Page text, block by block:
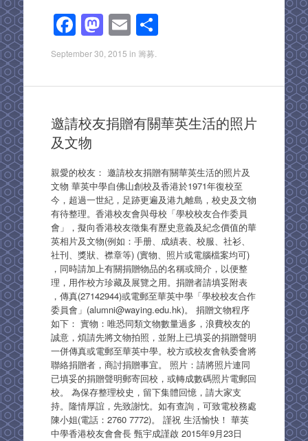
F
a
e
b
o
o
k
M
a
st
o
d
o
E
m
ail
S
e
September 30, 2015 in 籌募
邀請校友捐贈有關華英生活的照片
及文物
親愛的校友： 邀請校友捐贈有關華英生活的照片及
文物 華英中學自佛山創校及香港於1971年復校至
今，超過一世紀，足跡更遍及港九離島，校史及文物
有待整理。香港校友會與母校「學校校友合作委員
會」，擬向香港校友徵集有歷史意義及紀念價值的華
英相片及文物(例如：手册、成績表、校服、社衫、
社刊、獎狀、襟章等) (實物、照片或電腦檔案均可)
，同時請加上有關捐贈物品的名稱或簡介，以便整
理，用作校方珍藏及展覽之用。捐贈者請填妥附表
，傳真(27142944)或電郵至華英中學「學校校友合作
委員會」(alumni@waying.edu.hk)。 捐贈文物程序
如下： 實物：唯恐同類文物數量過多，浪費校友的
誠意，煩請先將文物拍照，並附上已填妥的捐贈聲明
一併傳真或電郵至華英中學。校方或校友會執委會將
聯絡捐贈者，商討捐贈事宜。 照片：請將照片連同
已填妥的捐贈聲明郵寄回校，或轉成數碼照片電郵回
校。 為保存整理校史，留下集體回憶，請大家支
持。隆情厚誼，先致謝忱。如有查詢，可致電校務處
陳小姐(電話：2760 7772)。 謹祝 生活愉快！ 華英
中學香港校友會會長 甄宇成謹啟 2015年9月23日